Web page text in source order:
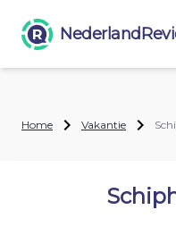
Home Vakantie